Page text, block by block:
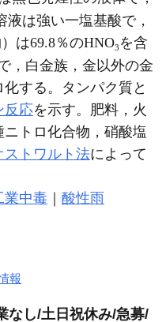
は強い一塩基酸で，
は69.8％のHNO3 を含
，白金族，金以外の金
する。タンパク質と
反応を示す。肥料，火
トロ化合物，硝酸塩
ストワルト法によって
業中毒 酸性雨
報
なし/土日祝休み/急募/